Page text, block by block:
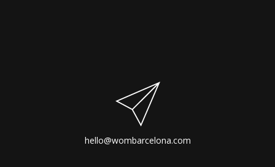
hello@wombarcelona.com